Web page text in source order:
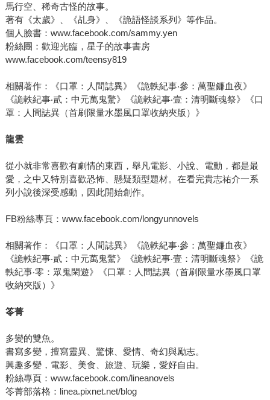
馬行空、稀奇古怪的故事。
著有《太歲》、《乩身》、《詭語怪談系列》等作品。
個人臉書：www.facebook.com/sammy.yen
粉絲團：歡迎光臨，星子的故事書房
www.facebook.com/teensy819
相關著作：《口罩：人間誌異》《詭軼紀事‧參：萬聖鐮血夜》
《詭軼紀事‧貳：中元萬鬼驚》《詭軼紀事‧壹：清明斷魂祭》《口
罩：人間誌異（首刷限量水墨風口罩收納夾版）》
龍雲
從小就非常喜歡有劇情的東西，舉凡電影、小說、電動，都是最
愛，之中又特別喜歡恐怖、懸疑類型題材。在看完貴志祐介一系
列小說後深受感動，因此開始創作。
FB粉絲專頁：www.facebook.com/longyunnovels
相關著作：《口罩：人間誌異》《詭軼紀事‧參：萬聖鐮血夜》
《詭軼紀事‧貳：中元萬鬼驚》《詭軼紀事‧壹：清明斷魂祭》《詭
軼紀事‧零：眾鬼閑遊》《口罩：人間誌異（首刷限量水墨風口罩
收納夾版）》
笭菁
多變的雙魚。
書寫多變，擅寫靈異、驚悚、愛情、奇幻與勵志。
興趣多變，電影、美食、旅遊、玩樂，愛好自由。
粉絲專頁：www.facebook.com/lineanovels
笭菁部落格：linea.pixnet.net/blog